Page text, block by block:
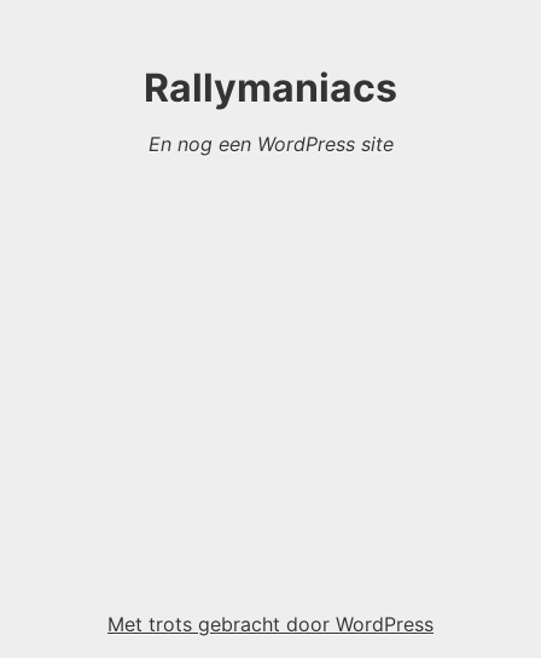
Rallymaniacs
En nog een WordPress site
Met trots gebracht door WordPress